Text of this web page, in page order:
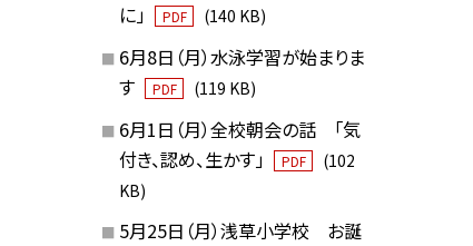
に」
PDF (140 KB)
6月8日（月）水泳学習が始まりま
す
PDF (119 KB)
6月1日（月）全校朝会の話 「気
付き、認め、生かす」
PDF
(102
KB)
5月25日（月）浅草小学校 お誕